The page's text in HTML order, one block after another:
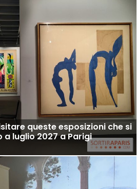
queste esposizioni che si
a luglio 2027 a Parigi